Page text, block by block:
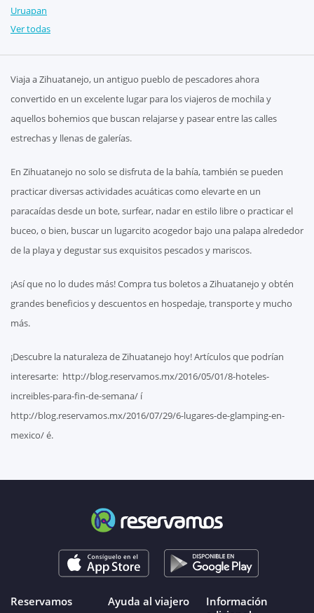
Uruapan
Ver todas
Viaja a Zihuatanejo, un antiguo pueblo de pescadores ahora
convertido en un excelente lugar para los viajeros de mochila y
aquellos bohemios que buscan relajarse y pasear entre las calles
estrechas y llenas de galerías.
En Zihuatanejo no solo se disfruta de la bahía, también se pueden
practicar diversas actividades acuáticas como elevarte en un
paracaídas desde un bote, surfear, nadar en estilo libre o practicar el
buceo, o bien, buscar un lugarcito acogedor bajo una palapa alrededor
de la playa y degustar sus exquisitos pescados y mariscos.
¡Así que no lo dudes más! Compra tus boletos a Zihuatanejo y obtén
grandes beneficios y descuentos en hospedaje, transporte y mucho
más.
¡Descubre la naturaleza de Zihuatanejo hoy! Artículos que podrían
interesarte: http://blog.reservamos.mx/2016/05/01/8-hoteles-
increibles-para-fin-de-semana/ í
http://blog.reservamos.mx/2016/07/29/6-lugares-de-glamping-en-
mexico/ é.
Reservamos Ayuda al viajero
Información